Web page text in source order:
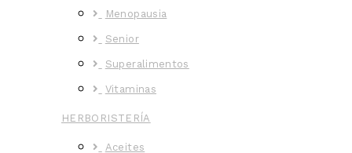
Menopausia
Senior
Superalimentos
Vitaminas
HERBORISTERÍA
Aceites